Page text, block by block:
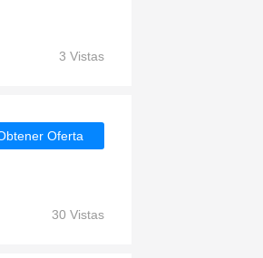
3 Vistas
Oferta
30 Vistas